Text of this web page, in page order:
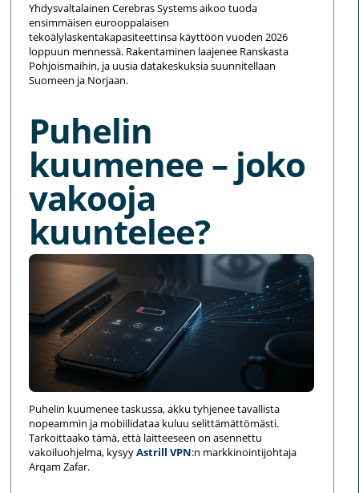
Yhdysvaltalainen Cerebras Systems aikoo tuoda
ensimmäisen eurooppalaisen
tekoälylaskentakapasiteettinsa käyttöön vuoden 2026
loppuun mennessä. Rakentaminen laajenee Ranskasta
Pohjoismaihin, ja uusia datakeskuksia suunnitellaan
Suomeen ja Norjaan.
Puhelin
kuumenee – joko
vakooja
kuuntelee?
Puhelin kuumenee taskussa, akku tyhjenee tavallista
nopeammin ja mobiilidataa kuluu selittämättömästi.
Tarkoittaako tämä, että laitteeseen on asennettu
vakoiluohjelma, kysyyAstrill VPN:n markkinointijohtaja
Arqam Zafar.